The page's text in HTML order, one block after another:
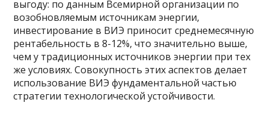
выгоду: по данным Всемирной организации по
возобновляемым источникам энергии,
инвестирование в ВИЭ приносит среднемесячную
рентабельность в 8-12%, что значительно выше,
чем у традиционных источников энергии при тех
же условиях. Совокупность этих аспектов делает
использование ВИЭ фундаментальной частью
стратегии технологической устойчивости.